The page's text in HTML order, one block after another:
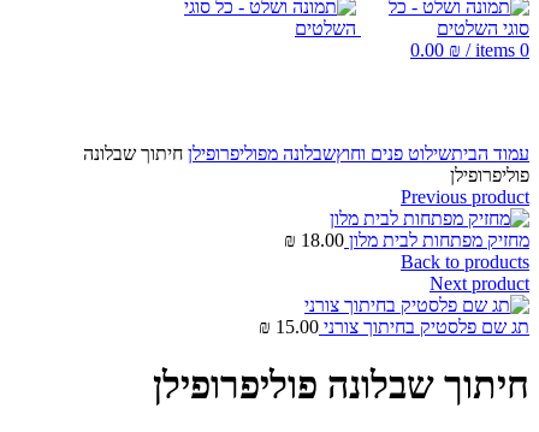
0
items
/
0.00 ₪
עמוד הביתשילוט פנים וחוץשבלונה מפוליפרופילן חיתוך שבלונה
פוליפרופילן
Previous product
מחזיק מפתחות לבית מלון 18.00
₪
Back to products
Next product
תג שם פלסטיק בחיתוך צורני 15.00
₪
חיתוך שבלונה פוליפרופילן